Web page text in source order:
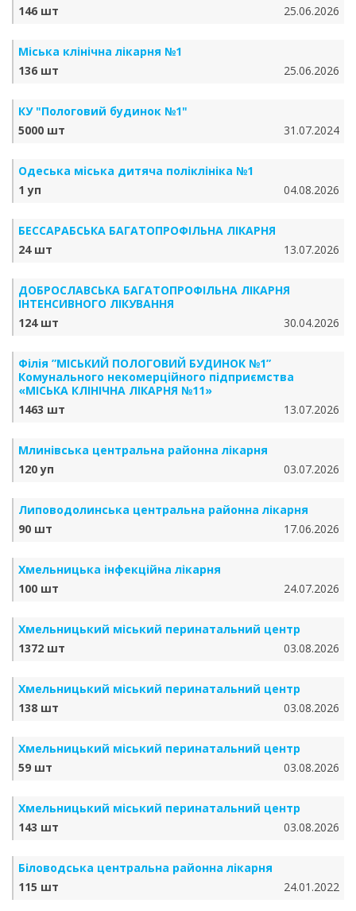
146 шт
25.06.2026
Міська клінічна лікарня №1
136 шт
25.06.2026
КУ "Пологовий будинок №1"
5000 шт
31.07.2024
Одеська міська дитяча поліклініка №1
1 уп
04.08.2026
БЕССАРАБСЬКА БАГАТОПРОФІЛЬНА ЛІКАРНЯ
24 шт
13.07.2026
ДОБРОСЛАВСЬКА БАГАТОПРОФІЛЬНА ЛІКАРНЯ
ІНТЕНСИВНОГО ЛІКУВАННЯ
124 шт
30.04.2026
Філія ”МІСЬКИЙ ПОЛОГОВИЙ БУДИНОК №1”
Комунального некомерційного підприємства
«МІСЬКА КЛІНІЧНА ЛІКАРНЯ №11»
1463 шт
13.07.2026
Млинівська центральна районна лікарня
120 уп
03.07.2026
Липоводолинська центральна районна лікарня
90 шт
17.06.2026
Хмельницька інфекційна лікарня
100 шт
24.07.2026
Хмельницький міський перинатальний центр
1372 шт
03.08.2026
Хмельницький міський перинатальний центр
138 шт
03.08.2026
Хмельницький міський перинатальний центр
59 шт
03.08.2026
Хмельницький міський перинатальний центр
143 шт
03.08.2026
Біловодська центральна районна лікарня
115 шт
24.01.2022